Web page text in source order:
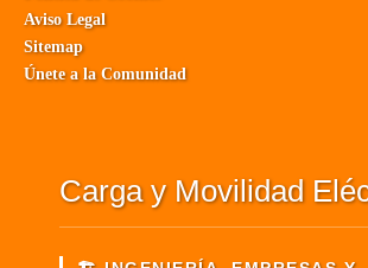
Aviso Legal
Sitemap
Únete a la Comunidad
Carga y Movilidad